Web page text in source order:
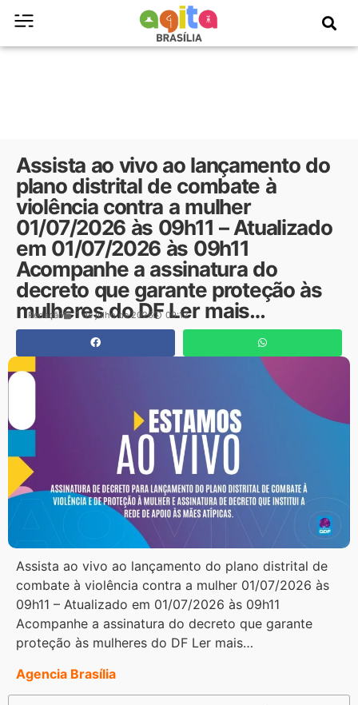
Assista ao vivo ao lançamento do
plano distrital de combate à
violência contra a mulher
01/07/2026 às 09h11 – Atualizado
em 01/07/2026 às 09h11
Acompanhe a assinatura do
decreto que garante proteção às
mulheres do DF Ler mais…
Redação 1 de julho de 2026 09:12
Assista ao vivo ao lançamento do plano distrital de
combate à violência contra a mulher 01/07/2026 às
09h11 – Atualizado em 01/07/2026 às 09h11
Acompanhe a assinatura do decreto que garante
proteção às mulheres do DF Ler mais…
Agencia Brasília